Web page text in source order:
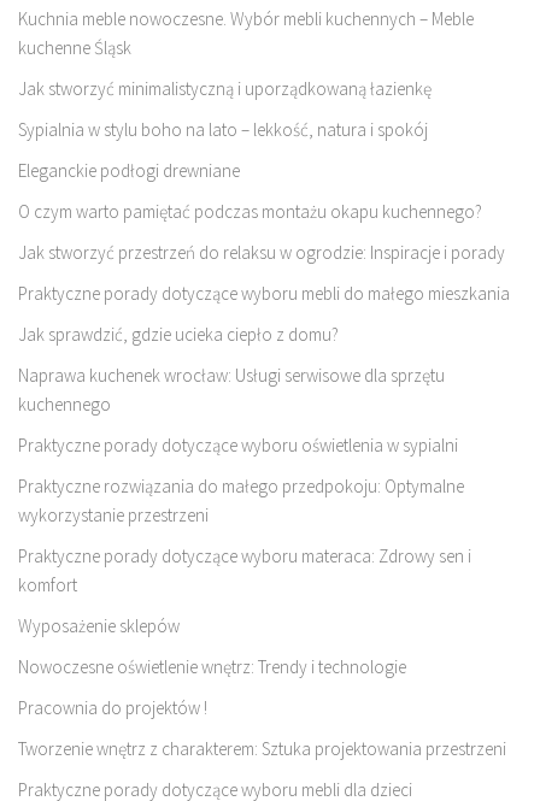
Kuchnia meble nowoczesne. Wybór mebli kuchennych – Meble
kuchenne Śląsk
Jak stworzyć minimalistyczną i uporządkowaną łazienkę
Sypialnia w stylu boho na lato – lekkość, natura i spokój
Eleganckie podłogi drewniane
O czym warto pamiętać podczas montażu okapu kuchennego?
Jak stworzyć przestrzeń do relaksu w ogrodzie: Inspiracje i porady
Praktyczne porady dotyczące wyboru mebli do małego mieszkania
Jak sprawdzić, gdzie ucieka ciepło z domu?
Naprawa kuchenek wrocław: Usługi serwisowe dla sprzętu
kuchennego
Praktyczne porady dotyczące wyboru oświetlenia w sypialni
Praktyczne rozwiązania do małego przedpokoju: Optymalne
wykorzystanie przestrzeni
Praktyczne porady dotyczące wyboru materaca: Zdrowy sen i
komfort
Wyposażenie sklepów
Nowoczesne oświetlenie wnętrz: Trendy i technologie
Pracownia do projektów !
Tworzenie wnętrz z charakterem: Sztuka projektowania przestrzeni
Praktyczne porady dotyczące wyboru mebli dla dzieci